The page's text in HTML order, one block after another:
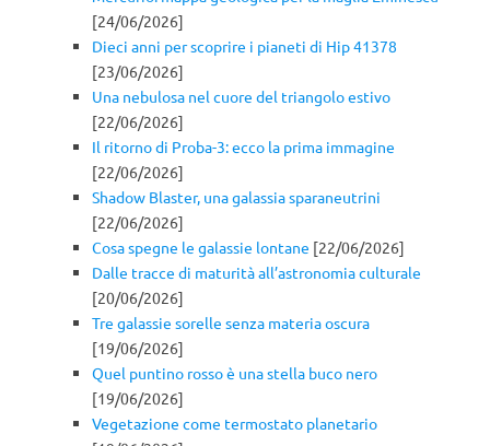
[24/06/2026]
Dieci anni per scoprire i pianeti di Hip 41378
[23/06/2026]
Una nebulosa nel cuore del triangolo estivo
[22/06/2026]
Il ritorno di Proba-3: ecco la prima immagine
[22/06/2026]
Shadow Blaster, una galassia sparaneutrini
[22/06/2026]
Cosa spegne le galassie lontane [22/06/2026]
Dalle tracce di maturità all’astronomia culturale
[20/06/2026]
Tre galassie sorelle senza materia oscura
[19/06/2026]
Quel puntino rosso è una stella buco nero
[19/06/2026]
Vegetazione come termostato planetario